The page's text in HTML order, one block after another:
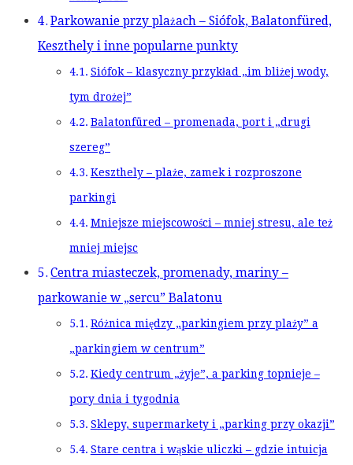
Parkowanie przy plażach – Siófok, Balatonfüred,
Keszthely i inne popularne punkty
Siófok – klasyczny przykład „im bliżej wody,
tym drożej”
Balatonfüred – promenada, port i „drugi
szereg”
Keszthely – plaże, zamek i rozproszone
parkingi
Mniejsze miejscowości – mniej stresu, ale też
mniej miejsc
Centra miasteczek, promenady, mariny –
parkowanie w „sercu” Balatonu
Różnica między „parkingiem przy plaży” a
„parkingiem w centrum”
Kiedy centrum „żyje”, a parking topnieje –
pory dnia i tygodnia
Sklepy, supermarkety i „parking przy okazji”
Stare centra i wąskie uliczki – gdzie intuicja